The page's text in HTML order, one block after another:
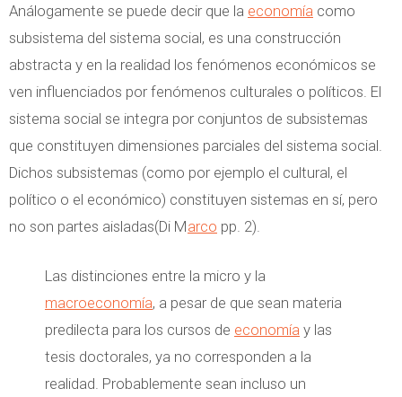
Análogamente se puede decir que la economía como
subsistema del sistema social, es una construcción
abstracta y en la realidad los fenómenos económicos se
ven influenciados por fenómenos culturales o políticos. El
sistema social se integra por conjuntos de subsistemas
que constituyen dimensiones parciales del sistema social.
Dichos subsistemas (como por ejemplo el cultural, el
político o el económico) constituyen sistemas en sí, pero
no son partes aisladas(Di Marco pp. 2).
Las distinciones entre la micro y la
macroeconomía, a pesar de que sean materia
predilecta para los cursos de economía y las
tesis doctorales, ya no corresponden a la
realidad. Probablemente sean incluso un